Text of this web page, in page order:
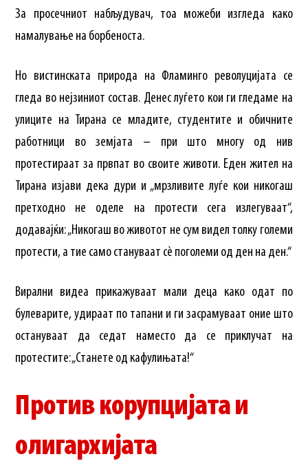
За просечниот набљудувач, тоа можеби изгледа како
намалување на борбеноста.
Но вистинската природа на Фламинго револуцијата се
гледа во нејзиниот состав. Денес луѓето кои ги гледаме на
улиците на Тирана се младите, студентите и обичните
работници во земјата – при што многу од нив
протестираат за првпат во своите животи. Еден жител на
Тирана изјави дека дури и „мрзливите луѓе кои никогаш
претходно не оделе на протести сега излегуваат“,
додавајќи: „Никогаш во животот не сум видел толку големи
протести, а тие само стануваат сè поголеми од ден на ден.“
Вирални видеа прикажуваат мали деца како одат по
булеварите, удираат по тапани и ги засрамуваат оние што
остануваат да седат наместо да се приклучат на
протестите: „Станете од кафулињата!“
Против корупцијата и
олигархијата